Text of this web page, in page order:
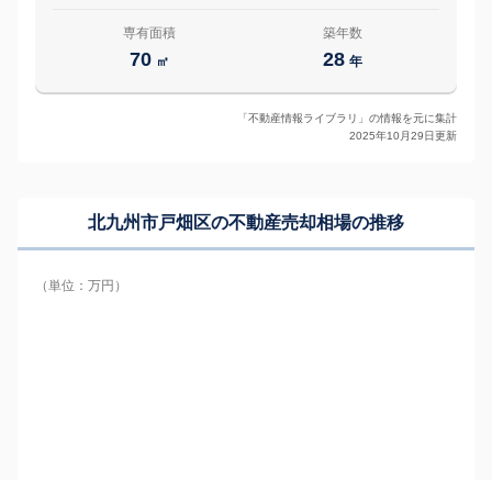
専有面積
70 ㎡
築年数
28 年
「不動産情報ライブラリ」の情報を元に集計
2025年10月29日更新
北九州市戸畑区の不動産売却相場の推移
（単位：万円）